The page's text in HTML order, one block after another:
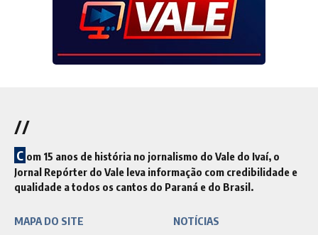
//
C om 15 anos de história no jornalismo do Vale do Ivaí, o
Jornal Repórter do Vale leva informação com credibilidade e
qualidade a todos os cantos do Paraná e do Brasil.
MAPA DO SITE NOTÍCIAS